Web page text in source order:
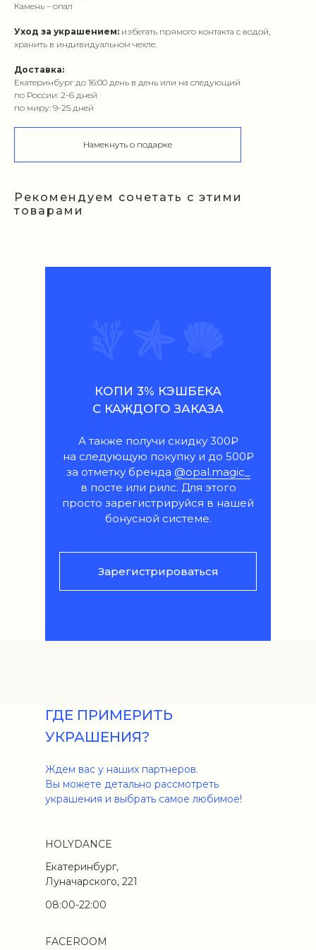
Камень – опал
Уход за украшением: избегать прямого контакта с водой,
хранить в индивидуальном чехле.
Доставка:
Екатеринбург до 16:00 день в день или на следующий
по России: 2-6 дней
по миру: 9-25 дней
Намекнуть о подарке
Рекомендуем сочетать с этими
товарами
КОПИ 3% КЭШБЕКА
С КАЖДОГО ЗАКАЗА
Зарегистрироваться
А также получи скидку 300₽
на следующую покупку и до 500₽
за отметку бренда @opal.magic_
в посте или рилс. Для этого
просто зарегистрируйся в нашей
бонусной системе.
ГДЕ ПРИМЕРИТЬ
УКРАШЕНИЯ?
Екатеринбург,
Луначарского, 221
HOLYDANCE
08:00-22:00
Ждем вас у наших партнеров.
Вы можете детально рассмотреть
украшения и выбрать самое любимое!
FACEROOM